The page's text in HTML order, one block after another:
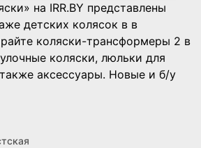
на IRR.BY представлены
детских колясок в в
коляски-трансформеры 2 в
коляски, люльки для
аксессуары. Новые и б/у